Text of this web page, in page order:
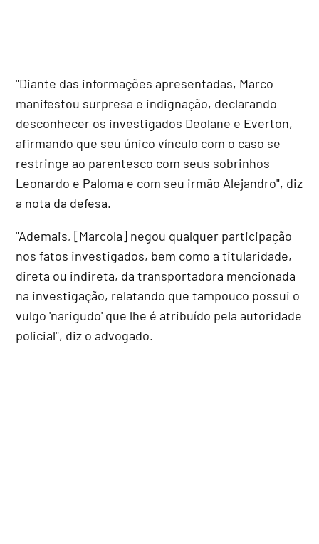
"Diante das informações apresentadas, Marco
manifestou surpresa e indignação, declarando
desconhecer os investigados Deolane e Everton,
afirmando que seu único vínculo com o caso se
restringe ao parentesco com seus sobrinhos
Leonardo e Paloma e com seu irmão Alejandro", diz
a nota da defesa.
"Ademais, [Marcola] negou qualquer participação
nos fatos investigados, bem como a titularidade,
direta ou indireta, da transportadora mencionada
na investigação, relatando que tampouco possui o
vulgo 'narigudo' que lhe é atribuído pela autoridade
policial", diz o advogado.